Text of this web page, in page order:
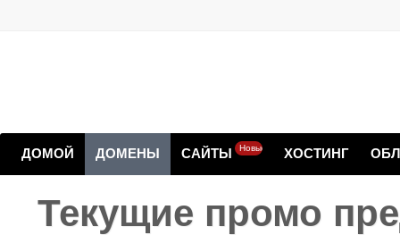
ДОМОЙ ДОМЕНЫ САЙТЫ Новые ХОСТИНГ
Текущие промо